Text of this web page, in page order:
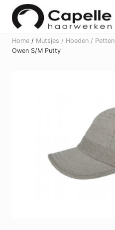
Menu
Skip
content
Skip
Home / Mutsjes / Hoeden / Petten
Owen S/M Putty